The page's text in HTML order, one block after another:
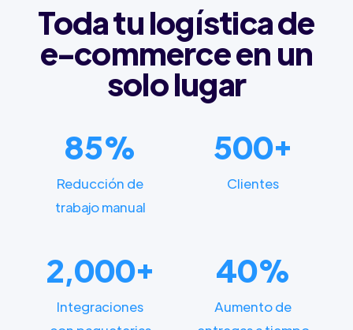
Toda tu logística de
e-commerce en un
solo lugar
85%
Reducción de
trabajo manual
500+
Clientes
2,000+
Integraciones
40%
Aumento de